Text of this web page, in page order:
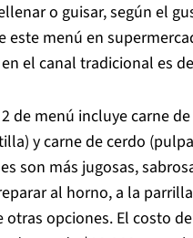
o guisar, según el
este menú en
en el canal tradicional es
de menú incluye carne
y carne de cerdo
son más jugosas,
al horno, a la
otras opciones. El costo